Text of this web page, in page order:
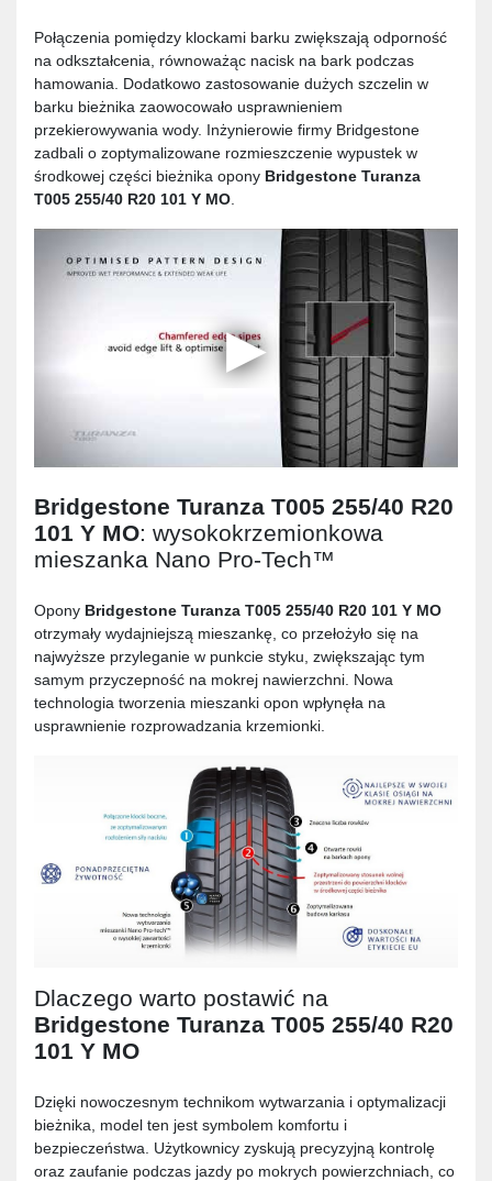
Połączenia pomiędzy klockami barku zwiększają odporność
na odkształcenia, równoważąc nacisk na bark podczas
hamowania. Dodatkowo zastosowanie dużych szczelin w
barku bieżnika zaowocowało usprawnieniem
przekierowywania wody. Inżynierowie firmy Bridgestone
zadbali o zoptymalizowane rozmieszczenie wypustek w
środkowej części bieżnika opony Bridgestone Turanza
T005 255/40 R20 101 Y MO
Bridgestone Turanza T005 255/40 R20
101 Y MO: wysokokrzemionkowa
mieszanka Nano Pro-Tech™
Opony Bridgestone Turanza T005 255/40 R20 101 Y MO
otrzymały wydajniejszą mieszankę, co przełożyło się na
najwyższe przyleganie w punkcie styku, zwiększając tym
samym przyczepność na mokrej nawierzchni. Nowa
technologia tworzenia mieszanki opon wpłynęła na
usprawnienie rozprowadzania krzemionki.
Dlaczego warto postawić na
Bridgestone Turanza T005 255/40 R20
101 Y MO
Dzięki nowoczesnym technikom wytwarzania i optymalizacji
bieżnika, model ten jest symbolem komfortu i
bezpieczeństwa. Użytkownicy zyskują precyzyjną kontrolę
oraz zaufanie podczas jazdy po mokrych powierzchniach, co